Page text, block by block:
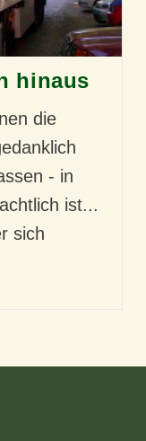
hinaus
die
- in
ist...
sich